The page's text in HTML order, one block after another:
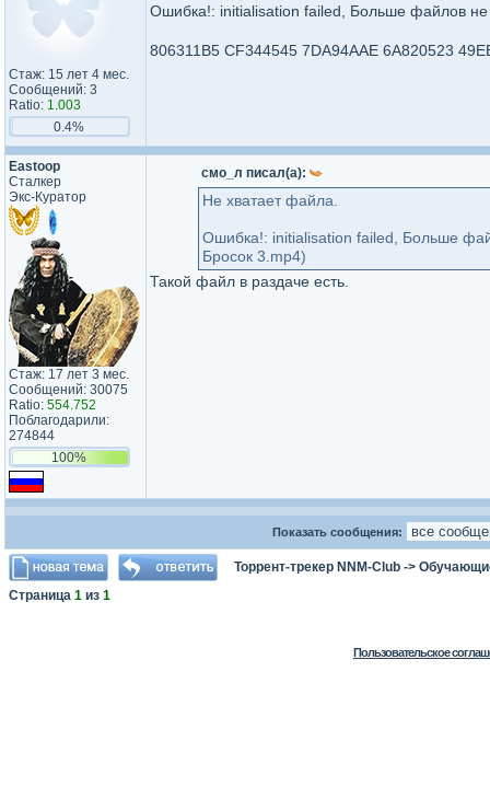
Стаж: 15 лет 4 мес.
Сообщений: 3
Ratio: 1.003
0.4%
Ошибка!: initialisation failed, Больше файлов
806311B5 CF344545 7DA94AAE 6A820523
Eastoop
Сталкер
Экс-Куратор
Стаж: 17 лет 3 мес.
Сообщений: 30075
Ratio: 554.752
Поблагодарили:
274844
100%
смо_л писал(а):
Не хватает файла.
Ошибка!: initialisation failed, Больше
Бросок 3.mp4)
Такой файл в раздаче есть.
Показать сообщения:
Торрент-трекер NNM-Club ->
Страница 1 из 1
Пользовательское